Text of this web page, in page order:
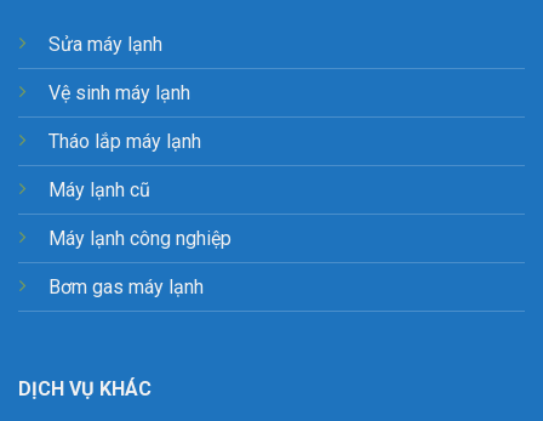
Sửa máy lạnh
Vệ sinh máy lạnh
Tháo lắp máy lạnh
Máy lạnh cũ
Máy lạnh công nghiệp
Bơm gas máy lạnh
DỊCH VỤ KHÁC